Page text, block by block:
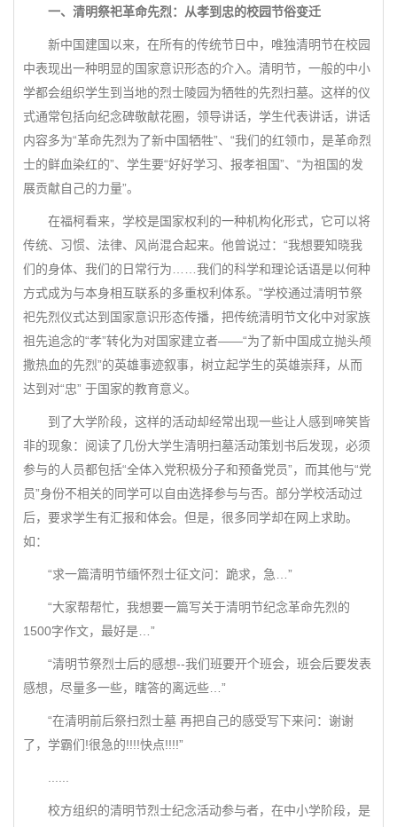
一、清明祭祀革命先烈：从孝到忠的校园节俗变迁
新中国建国以来，在所有的传统节日中，唯独清明节在校园
中表现出一种明显的国家意识形态的介入。清明节，一般的中小
学都会组织学生到当地的烈士陵园为牺牲的先烈扫墓。这样的仪
式通常包括向纪念碑敬献花圈，领导讲话，学生代表讲话，讲话
内容多为“革命先烈为了新中国牺牲”、“我们的红领巾，是革命烈
士的鲜血染红的”、学生要“好好学习、报孝祖国”、“为祖国的发
展贡献自己的力量”。
在福柯看来，学校是国家权利的一种机构化形式，它可以将
传统、习惯、法律、风尚混合起来。他曾说过：“我想要知晓我
们的身体、我们的日常行为……我们的科学和理论话语是以何种
方式成为与本身相互联系的多重权利体系。”学校通过清明节祭
祀先烈仪式达到国家意识形态传播，把传统清明节文化中对家族
祖先追念的“孝”转化为对国家建立者——“为了新中国成立抛头颅
撒热血的先烈”的英雄事迹叙事，树立起学生的英雄崇拜，从而
达到对“忠” 于国家的教育意义。
到了大学阶段，这样的活动却经常出现一些让人感到啼笑皆
非的现象：阅读了几份大学生清明扫墓活动策划书后发现，必须
参与的人员都包括“全体入党积极分子和预备党员”，而其他与“党
员”身份不相关的同学可以自由选择参与与否。部分学校活动过
后，要求学生有汇报和体会。但是，很多同学却在网上求助。
如：
“求一篇清明节缅怀烈士征文问：跪求，急…”
“大家帮帮忙，我想要一篇写关于清明节纪念革命先烈的
1500字作文，最好是…”
“清明节祭烈士后的感想--我们班要开个班会，班会后要发表
感想，尽量多一些，瞎答的离远些…”
“在清明前后祭扫烈士墓 再把自己的感受写下来问：谢谢
了，学霸们!很急的!!!!快点!!!!”
校方组织的清明节烈士纪念活动参与者，在中小学阶段，是